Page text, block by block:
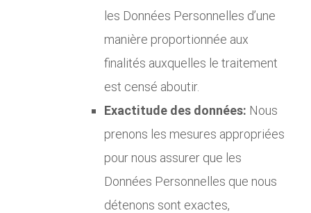
les Données Personnelles d’une
manière proportionnée aux
finalités auxquelles le traitement
est censé aboutir.
Exactitude des données: Nous
prenons les mesures appropriées
pour nous assurer que les
Données Personnelles que nous
détenons sont exactes,